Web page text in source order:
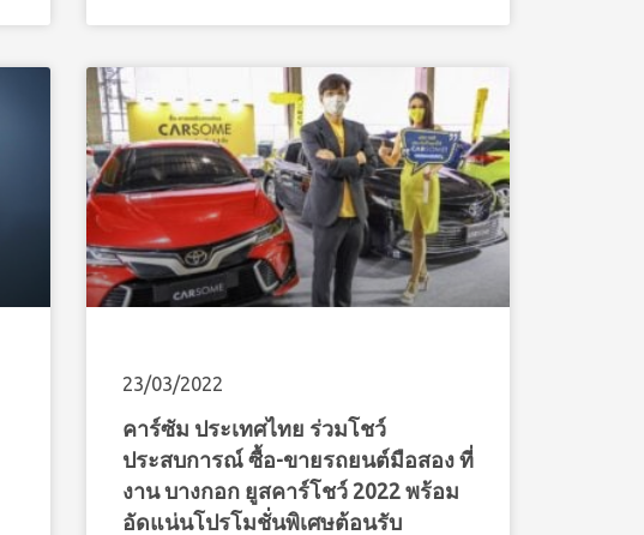
23/03/2022
คาร์ซัม ประเทศไทย ร่วมโชว์
ประสบการณ์ ซื้อ-ขายรถยนต์มือสอง ที่
งาน บางกอก ยูสคาร์โชว์ 2022 พร้อม
อัดแน่นโปรโมชั่นพิเศษต้อนรับ